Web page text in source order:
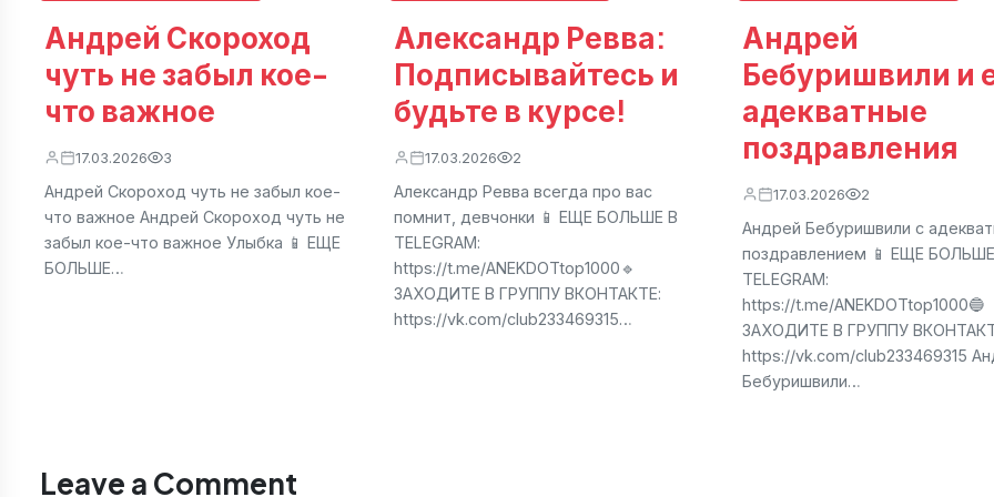
Андрей Скороход
чуть не забыл кое-
что важное
17.03.2026 3
Андрей Скороход чуть не забыл кое-
что важное Андрей Скороход чуть не
забыл кое-что важное Улыбка 📱 ЕЩЕ
БОЛЬШЕ…
Александр Ревва:
Подписывайтесь и
будьте в курсе!
17.03.2026 2
Александр Ревва всегда про вас
помнит, девчонки 📱 ЕЩЕ БОЛЬШЕ В
TELEGRAM:
https://t.me/ANEKDOTtop1000🔹
ЗАХОДИТЕ В ГРУППУ ВКОНТАКТЕ:
https://vk.com/club233469315…
Андрей
Бебуришвили и
адекватные
поздравления
17.03.2026 2
Андрей Бебуришвили с
поздравлением 📱 ЕЩЕ
TELEGRAM:
https://t.me/ANEKDOTtop1000🔵
ЗАХОДИТЕ В ГРУППУ
https://vk.com/club233469315
Бебуришвили…
Leave a Comment